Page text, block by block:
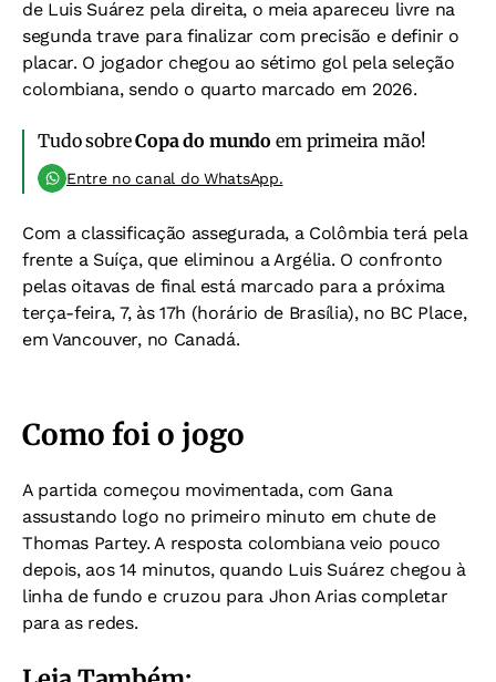
de Luis Suárez pela direita, o meia apareceu livre na
segunda trave para finalizar com precisão e definir o
placar. O jogador chegou ao sétimo gol pela seleção
colombiana, sendo o quarto marcado em 2026.
Tudo sobreCopa do mundo em primeira mão!
Entre no canal do WhatsApp.
Com a classificação assegurada, a Colômbia terá pela
frente a Suíça, que eliminou a Argélia. O confronto
pelas oitavas de final está marcado para a próxima
terça-feira, 7, às 17h (horário de Brasília), no BC Place,
em Vancouver, no Canadá.
Como foi o jogo
A partida começou movimentada, com Gana
assustando logo no primeiro minuto em chute de
Thomas Partey. A resposta colombiana veio pouco
depois, aos 14 minutos, quando Luis Suárez chegou à
linha de fundo e cruzou para Jhon Arias completar
para as redes.